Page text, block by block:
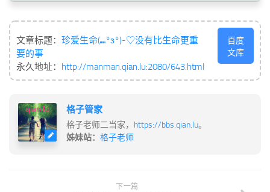
文章标题： 珍爱生命(⑉°з°)-♡没有比生命更重
要的事
永久地址： http://manman.qian.lu:2080/643.html
百度
文库
格子管家
格子老师二当家， https://bbs.qian.lu。
姊妹站： 格子老师
下一篇